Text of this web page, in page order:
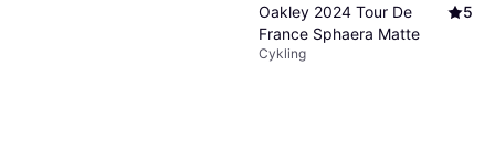
Oakley 2024 Tour De
France Sphaera Matte
5
Cykling